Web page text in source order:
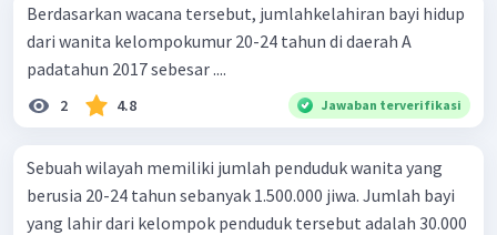
Berdasarkan wacana tersebut, jumlahkelahiran bayi hidup
dari wanita kelompokumur 20-24 tahun di daerah A
padatahun 2017 sebesar ....
2 4.8 Jawaban terverifikasi
Sebuah wilayah memiliki jumlah penduduk wanita yang
berusia 20-24 tahun sebanyak 1.500.000 jiwa. Jumlah bayi
yang lahir dari kelompok penduduk tersebut adalah 30.000